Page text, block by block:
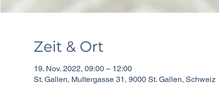
Zeit & Ort
19. Nov. 2022, 09:00 – 12:00
St. Gallen, Multergasse 31, 9000 St. Gallen, Schweiz